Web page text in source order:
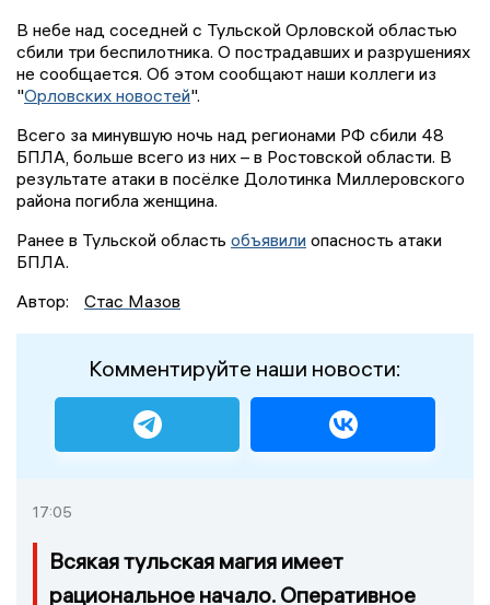
В небе над соседней с Тульской Орловской областью
сбили три беспилотника. О пострадавших и разрушениях
не сообщается. Об этом сообщают наши коллеги из
"Орловских новостей".
Всего за минувшую ночь над регионами РФ сбили 48
БПЛА, больше всего из них – в Ростовской области. В
результате атаки в посёлке Долотинка Миллеровского
района погибла женщина.
Ранее в Тульской область объявили опасность атаки
БПЛА.
Автор:
Стас Мазов
Комментируйте наши новости:
17:05
Всякая тульская магия имеет
рациональное начало. Оперативное